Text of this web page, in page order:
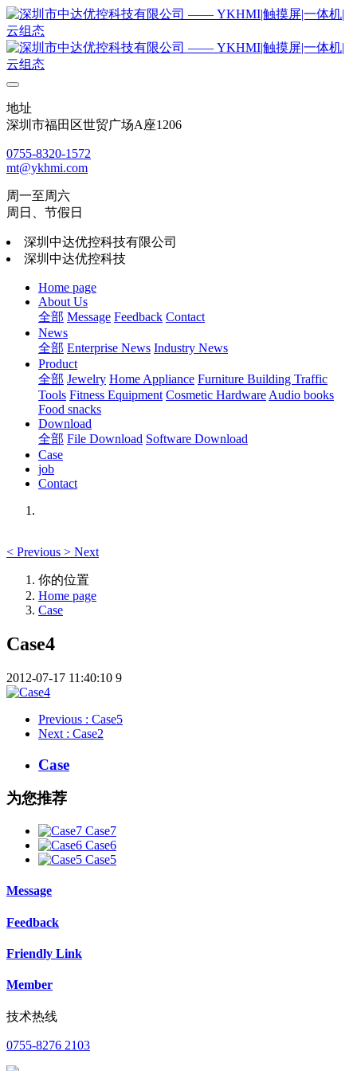
地址
深圳市福田区世贸广场A座1206
0755-8320-1572
mt@ykhmi.com
周一至周六
周日、节假日
深圳中达优控科技有限公司
深圳中达优控科技
Home page
About Us
全部 Message Feedback Contact
News
全部 Enterprise News Industry News
Product
全部 Jewelry Home Appliance Furniture Building Traffic
Tools Fitness Equipment Cosmetic Hardware Audio books
Food snacks
Download
全部 File Download Software Download
Case
job
Contact
< Previous > Next
你的位置
Home page
Case
Case4
2012-07-17 11:40:10 9
Previous : Case5
Next : Case2
Case
为您推荐
Case7
Case6
Case5
Message
Feedback
Friendly Link
Member
技术热线
0755-8276 2103